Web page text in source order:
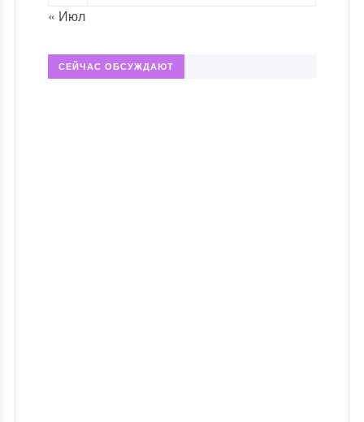
« Июл
СЕЙЧАС ОБСУЖДАЮТ